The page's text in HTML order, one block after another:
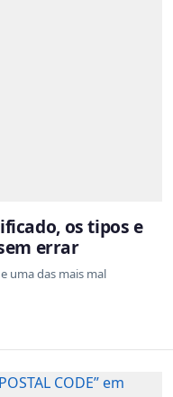
os tipos e
errar
uma das mais mal